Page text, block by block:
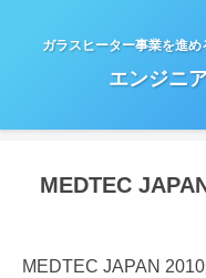
ガラスヒーター事業を進
エンジニ
MEDTEC
MEDTEC JAPAN